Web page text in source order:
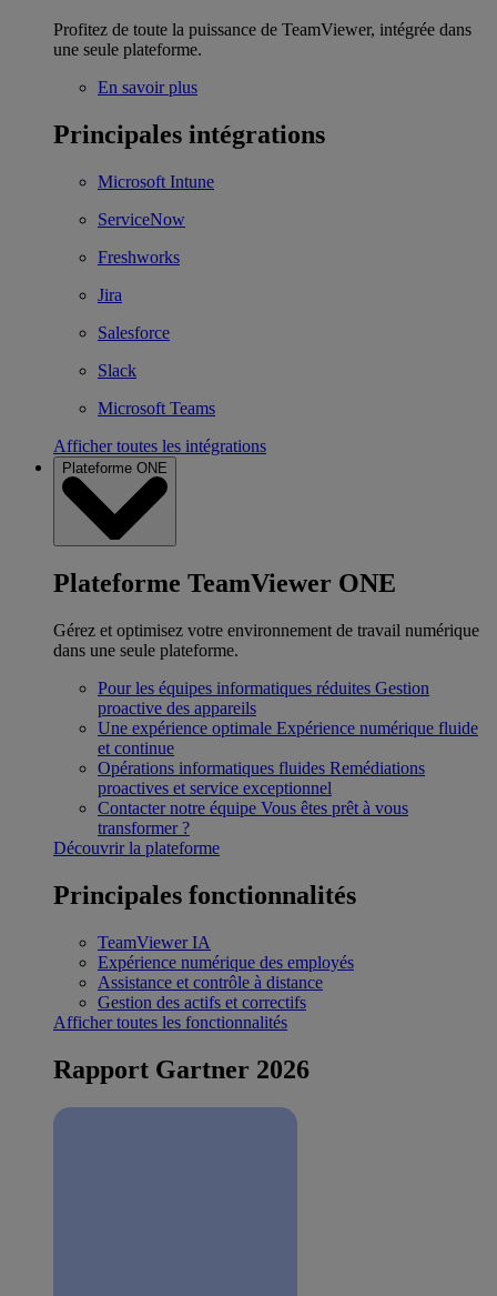
Profitez de toute la puissance de TeamViewer, intégrée dans
une seule plateforme.
En savoir plus
Principales intégrations
Microsoft Intune
ServiceNow
Freshworks
Jira
Salesforce
Slack
Microsoft Teams
Afficher toutes les intégrations
Plateforme ONE
Plateforme TeamViewer ONE
Gérez et optimisez votre environnement de travail numérique
dans une seule plateforme.
Pour les équipes informatiques réduites Gestion
proactive des appareils
Une expérience optimale Expérience numérique fluide
et continue
Opérations informatiques fluides Remédiations
proactives et service exceptionnel
Contacter notre équipe Vous êtes prêt à vous
transformer ?
Découvrir la plateforme
Principales fonctionnalités
TeamViewer IA
Expérience numérique des employés
Assistance et contrôle à distance
Gestion des actifs et correctifs
Afficher toutes les fonctionnalités
Rapport Gartner 2026